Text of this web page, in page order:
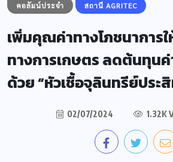
คอลัมน์ประจำ สถานี AGRITEC
เพิ่มคุณค่าทางโภชนาการ
ทางการเกษตร ลดต้นทุน
ด้วย “หัวเชื้อจุลินทรีย์ประ
02/07/2024 1.32K